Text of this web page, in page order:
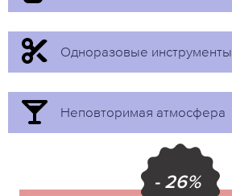
Одноразовые инструменты
Неповторимая атмосфера
- 26%